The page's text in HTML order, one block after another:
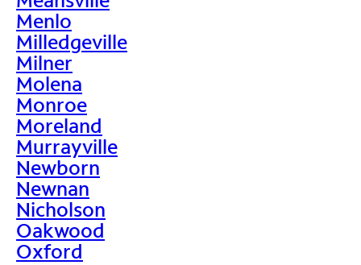
Menlo
Milledgeville
Milner
Molena
Monroe
Moreland
Murrayville
Newborn
Newnan
Nicholson
Oakwood
Oxford